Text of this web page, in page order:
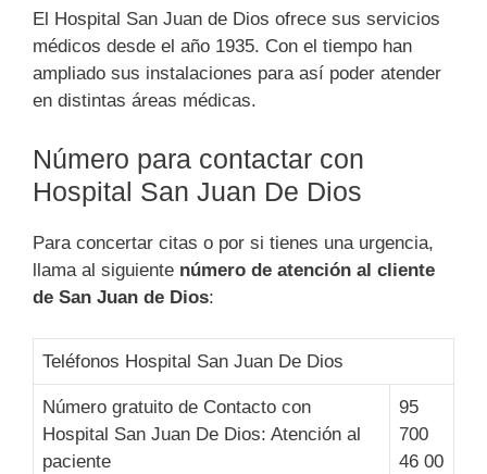
El Hospital San Juan de Dios ofrece sus servicios
médicos desde el año 1935. Con el tiempo han
ampliado sus instalaciones para así poder atender
en distintas áreas médicas.
Número para contactar con
Hospital San Juan De Dios
Para concertar citas o por si tienes una urgencia,
llama al siguiente número de atención al cliente
de San Juan de Dios:
Teléfonos Hospital San Juan De Dios
Número gratuito de Contacto con
Hospital San Juan De Dios: Atención al
paciente
95
700
46 00